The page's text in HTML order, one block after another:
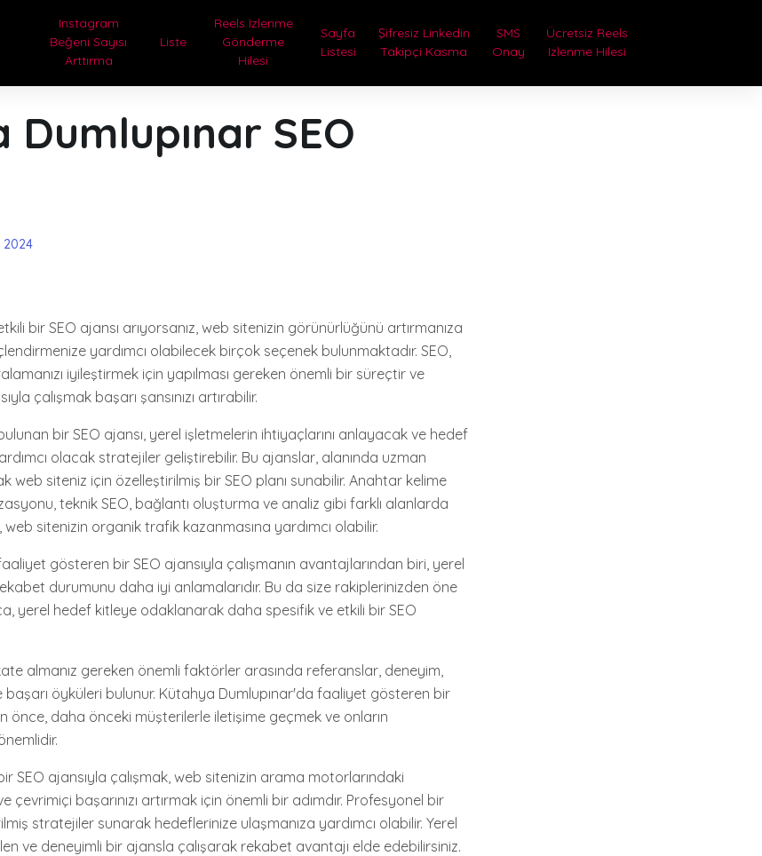
Instagram
Beğeni Sayısı
Arttırma
Liste
Reels Izlenme
Gönderme
Hilesi
Sayfa
Listesi
Şifresiz Linkedin
Takipçi Kasma
SMS
Onay
Ücretsiz Reels
Izlenme Hilesi
SEO
2024
bir SEO ajansı arıyorsanız, web sitenizin görünürlüğünü artırmanıza
yardımcı olabilecek birçok seçenek bulunmaktadır. SEO,
iyileştirmek için yapılması gereken önemli bir süreçtir ve
çalışmak başarı şansınızı artırabilir.
bir SEO ajansı, yerel işletmelerin ihtiyaçlarını anlayacak ve hedef
olacak stratejiler geliştirebilir. Bu ajanslar, alanında uzman
web siteniz için özelleştirilmiş bir SEO planı sunabilir. Anahtar kelime
teknik SEO, bağlantı oluşturma ve analiz gibi farklı alanlarda
sitenizin organik trafik kazanmasına yardımcı olabilir.
gösteren bir SEO ajansıyla çalışmanın avantajlarından biri, yerel
durumunu daha iyi anlamalarıdır. Bu da size rakiplerinizden öne
yerel hedef kitleye odaklanarak daha spesifik ve etkili bir SEO
almanız gereken önemli faktörler arasında referanslar, deneyim,
başarı öyküleri bulunur. Kütahya Dumlupınar'da faaliyet gösteren bir
önce, daha önceki müşterilerle iletişime geçmek ve onların
SEO ajansıyla çalışmak, web sitenizin arama motorlarındaki
çevrimiçi başarınızı artırmak için önemli bir adımdır. Profesyonel bir
stratejiler sunarak hedeflerinize ulaşmanıza yardımcı olabilir. Yerel
ve deneyimli bir ajansla çalışarak rekabet avantajı elde edebilirsiniz.